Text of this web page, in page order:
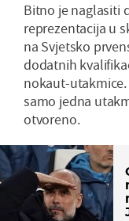
Bitno je naglasiti
reprezentacija u
na Svjetsko
dodatnih
nokaut-utakmice.
samo jedna
otvoreno.